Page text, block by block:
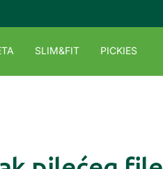
SLIM&FIT PICKIES